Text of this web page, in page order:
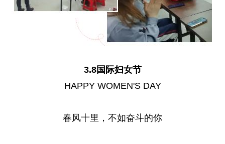
3.8国际妇女节
HAPPY WOMEN'S DAY
春风十里，不如奋斗的你